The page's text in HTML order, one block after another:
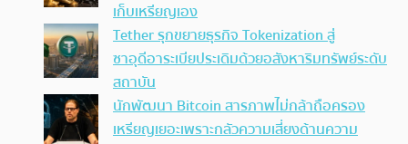
เก็บเหรียญเอง
Tether รุกขยายธุรกิจ Tokenization สู่
ซาอุดีอาระเบียประเดิมด้วยอสังหาริมทรัพย์ระดับ
สถาบัน
นักพัฒนา Bitcoin สารภาพไม่กล้าถือครอง
เหรียญเยอะเพราะกลัวความเสี่ยงด้านความ